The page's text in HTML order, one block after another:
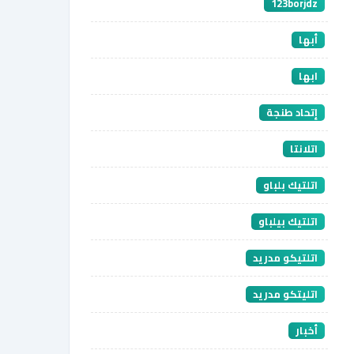
أبها
ابها
إتحاد طنجة
اتلانتا
اتلتيك بلباو
اتلتيك بيلباو
اتلتيكو مدريد
اتليتكو مدريد
أخبار